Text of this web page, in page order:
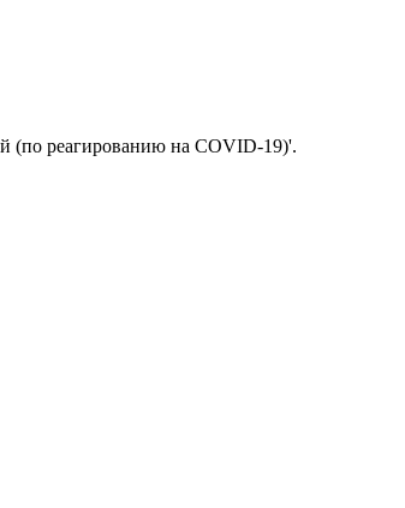
(по реагированию на COVID-19)'.